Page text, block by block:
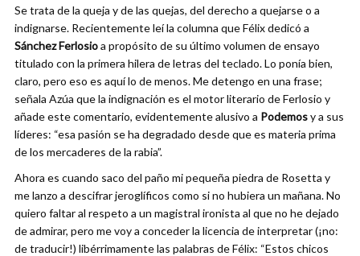
Se trata de la queja y de las quejas, del derecho a quejarse o a
indignarse. Recientemente leí la columna que Félix dedicó a
Sánchez Ferlosioa propósito de su último volumen de ensayo
titulado con la primera hilera de letras del teclado. Lo ponía bien,
claro, pero eso es aquí lo de menos. Me detengo en una frase;
señala Azúa que la indignación es el motor literario de Ferlosio y
añade este comentario, evidentemente alusivo a Podemosy a sus
líderes: “esa pasión se ha degradado desde que es materia prima
de los mercaderes de la rabia”.
Ahora es cuando saco del paño mi pequeña piedra de Rosetta y
me lanzo a descifrar jeroglíficos como si no hubiera un mañana. No
quiero faltar al respeto a un magistral ironista al que no he dejado
de admirar, pero me voy a conceder la licencia de interpretar (¡no:
de traducir!) libérrimamente las palabras de Félix: “Estos chicos